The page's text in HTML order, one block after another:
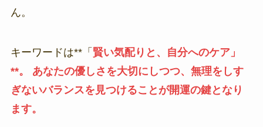
ん。
キーワードは**「 賢い気配りと、自分へのケア」
**。 あなたの優しさを大切にしつつ、無理をしす
ぎないバランスを見つけることが開運の鍵となり
ます。